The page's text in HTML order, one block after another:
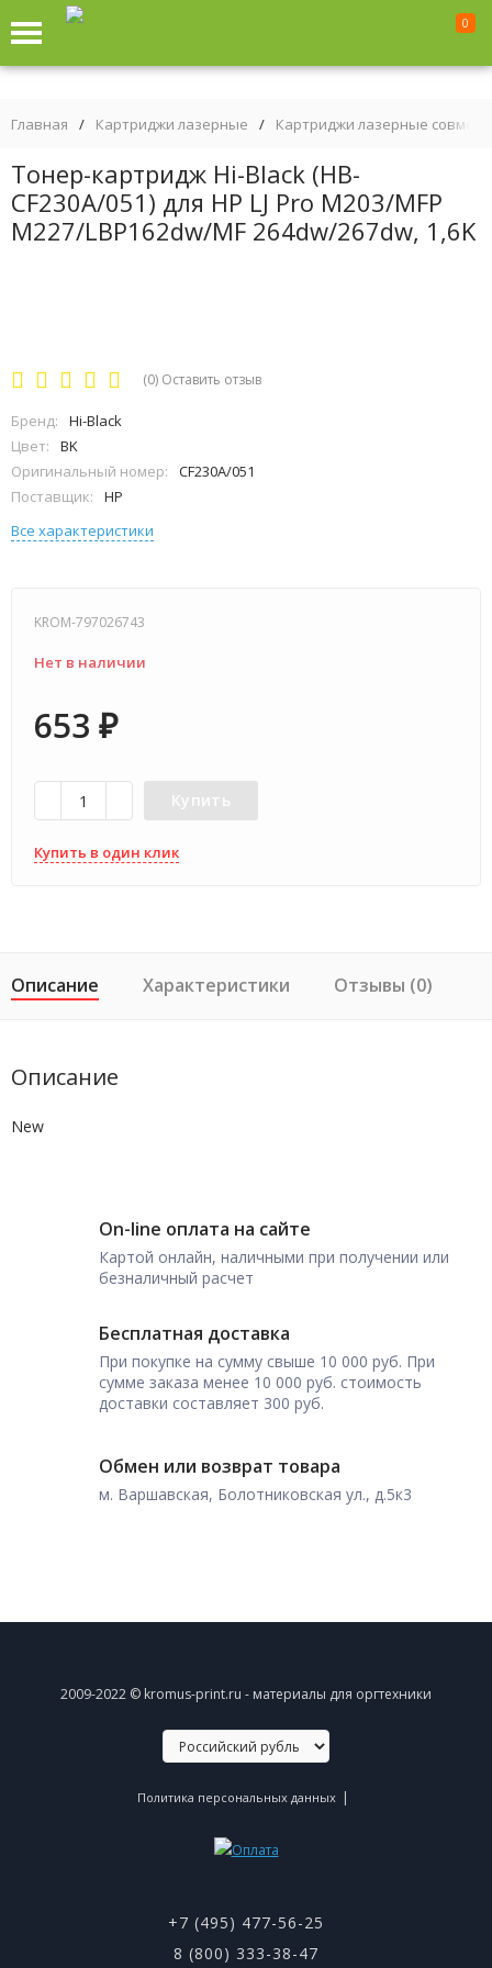
0
Главная / Картриджи лазерные / Картриджи лазерные
Тонер-картридж Hi-Black (HB-
CF230A/051) для HP LJ Pro M203/MFP
M227/LBP162dw/MF 264dw/267dw, 1,6K
(0) Оставить отзыв
Бренд:
Hi-Black
Цвет:
BK
Оригинальный номер:
CF230A/051
Поставщик:
HP
Все характеристики
KROM-797026743
Нет в наличии
653 ₽
Купить
Купить в один клик
Описание Характеристики Отзывы (0)
Описание
New
On-line оплата на сайте
Картой онлайн, наличными при получении или
безналичный расчет
Бесплатная доставка
При покупке на сумму свыше 10 000 руб. При
сумме заказа менее 10 000 руб. стоимость
доставки составляет 300 руб.
Обмен или возврат товара
м. Варшавская, Болотниковская ул., д.5к3
2009-2022 © kromus-print.ru - материалы для оргтехники
Политика персональных данных |
+7 (495) 477-56-25
8 (800) 333-38-47